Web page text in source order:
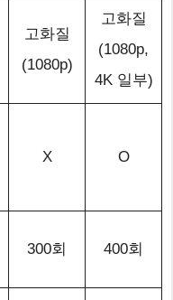
고화질
(1080p)
고화질
(1080p,
4K 일부)
X O
300회 400회